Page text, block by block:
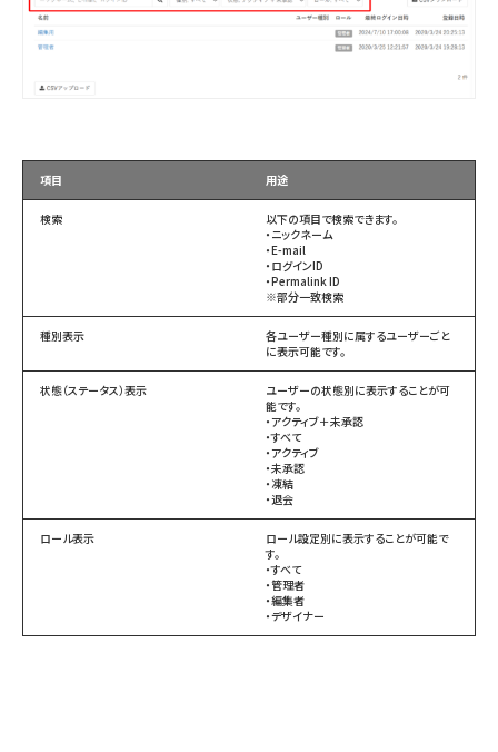
項目 用途
検索
以下の項目で検索できます。
・ニックネーム
・E-mail
・ログインID
・Permalink ID
※部分一致検索
種別表示
各ユーザー種別に属するユーザーごと
に表示可能です。
状態（ステータス）表示
ユーザーの状態別に表示することが可
能です。
・アクティブ＋未承認
・すべて
・アクティブ
・未承認
・凍結
・退会
ロール表示
ロール設定別に表示することが可能で
す。
・すべて
・管理者
・編集者
・デザイナー